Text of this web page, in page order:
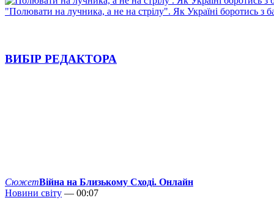
"Полювати на лучника, а не на стрілу". Як Україні боротись з
ВИБІР РЕДАКТОРА
СюжетВійна на Близькому Сході. Онлайн
Новини світу — 00:07